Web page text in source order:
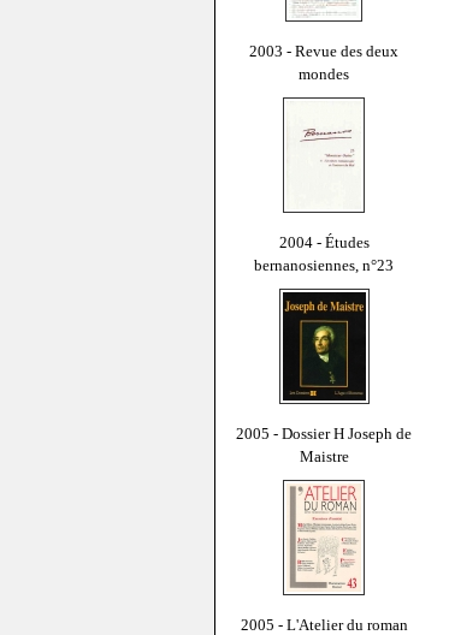
2003 - Revue des deux
mondes
2004 - Études
bernanosiennes, n°23
2005 - Dossier H Joseph de
Maistre
2005 - L'Atelier du roman